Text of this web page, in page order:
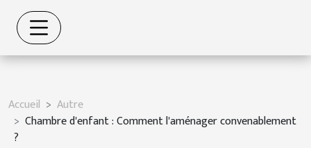
Accueil
Autre
Chambre d'enfant : Comment l'aménager convenablement
?